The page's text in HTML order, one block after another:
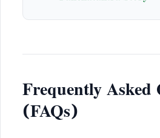
Frequently Asked
(FAQs)